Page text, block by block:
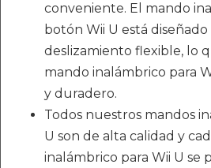
conveniente. El mando
botón Wii U está
deslizamiento flexible, lo
mando inalámbrico para
y duradero.
Todos nuestros mandos
U son de alta calidad y
inalámbrico para Wii U se